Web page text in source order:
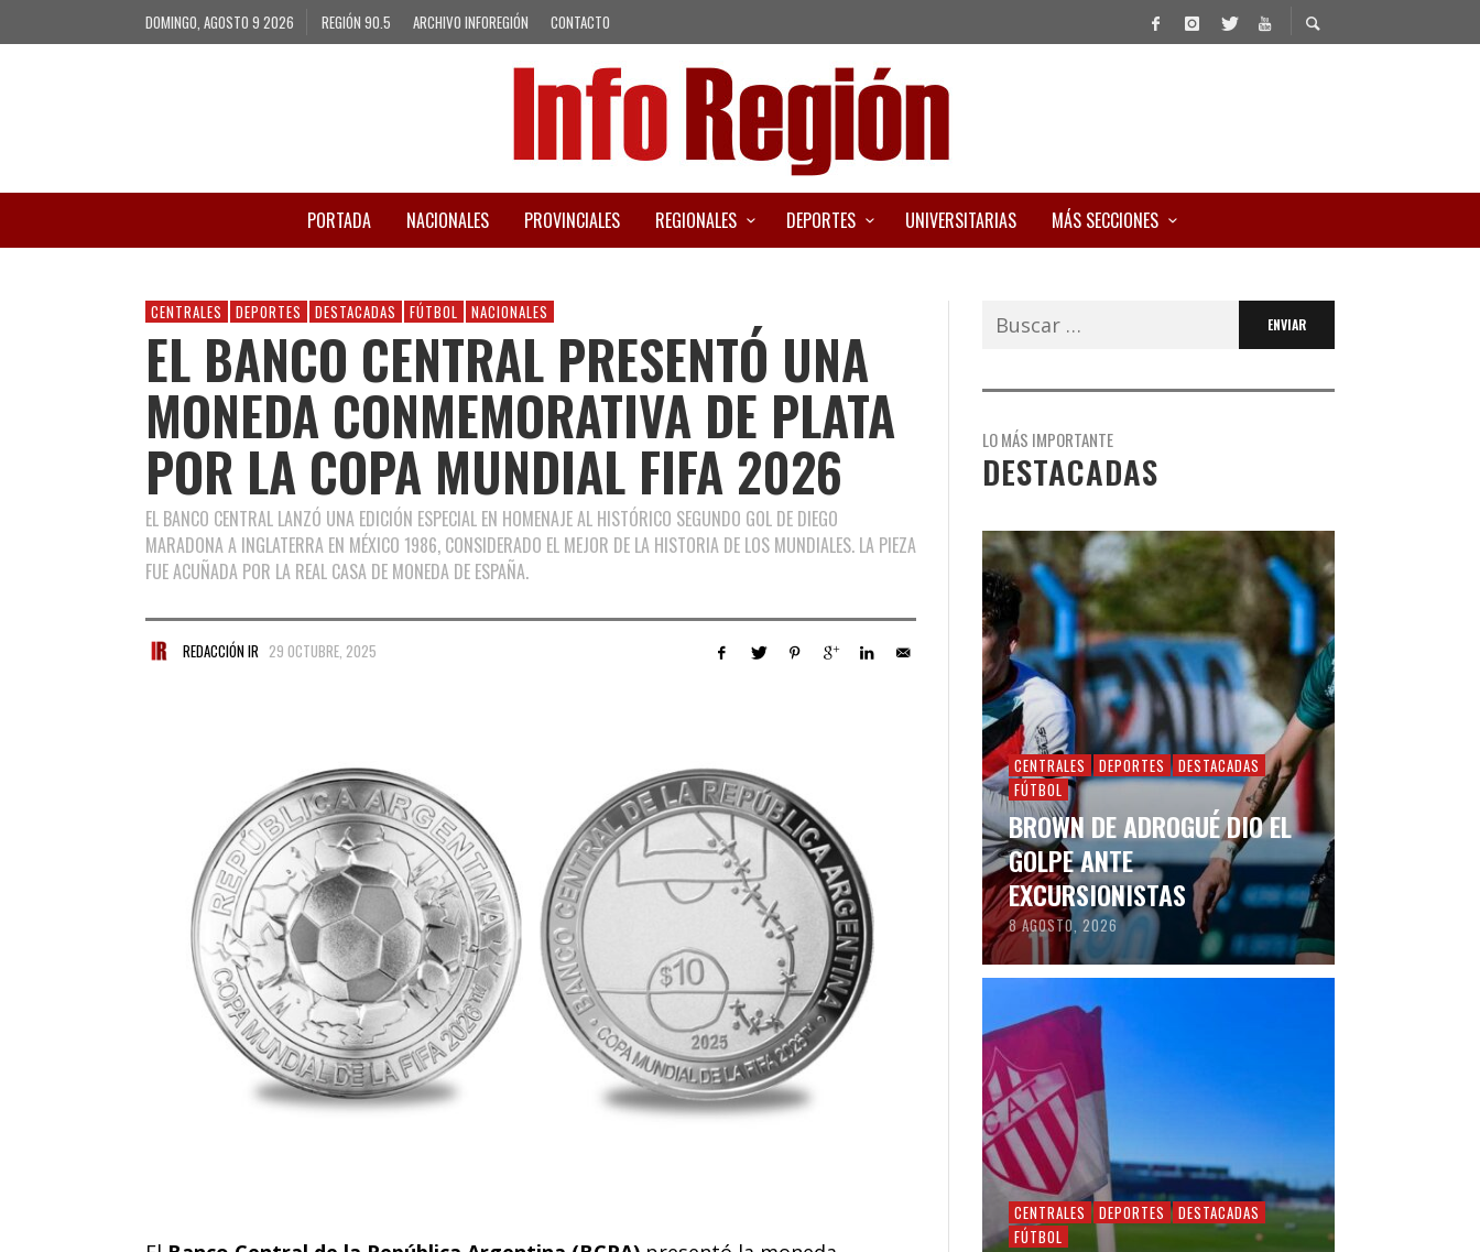
DOMINGO, AGOSTO 9 2026 REGIÓN 90.5 ARCHIVO INFOREGIÓN CONTACTO
PORTADA NACIONALES PROVINCIALES REGIONALES DEPORTES UNIVERSITARIAS MÁS SECCIONES
CENTRALES DEPORTES DESTACADAS FÚTBOL NACIONALES
EL BANCO CENTRAL PRESENTÓ UNA
MONEDA CONMEMORATIVA DE PLATA
POR LA COPA MUNDIAL FIFA 2026
EL BANCO CENTRAL LANZÓ UNA EDICIÓN ESPECIAL EN HOMENAJE AL HISTÓRICO SEGUNDO GOL DE DIEGO
MARADONA A INGLATERRA EN MÉXICO 1986, CONSIDERADO EL MEJOR DE LA HISTORIA DE LOS MUNDIALES. LA PIEZA
FUE ACUÑADA POR LA REAL CASA DE MONEDA DE ESPAÑA.
REDACCIÓN IR 29 OCTUBRE, 2025
Buscar:
LO MÁS IMPORTANTE
DESTACADAS
CENTRALES DEPORTES
DESTACADAS
FÚTBOL
BROWN DE ADROGUÉ DIO EL
GOLPE ANTE
EXCURSIONISTAS
8 AGOSTO, 2026
CENTRALES DEPORTES
DESTACADAS
FÚTBOL